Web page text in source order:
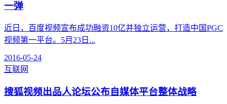
一弹
近日，百度视频宣布成功融资10亿并独立运营，打造中国PGC
视频第一平台。5月23日...
2016-05-24
互联网
搜狐视频出品人论坛公布自媒体平台整体战略